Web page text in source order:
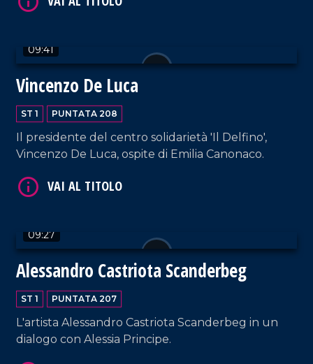
09:41
Vincenzo De Luca
ST 1 PUNTATA 208
Il presidente del centro solidarietà 'Il Delfino',
Vincenzo De Luca, ospite di Emilia Canonaco.
09:27
Alessandro Castriota Scanderbeg
ST 1 PUNTATA 207
L'artista Alessandro Castriota Scanderbeg in un
dialogo con Alessia Principe.
VAI AL TITOLO